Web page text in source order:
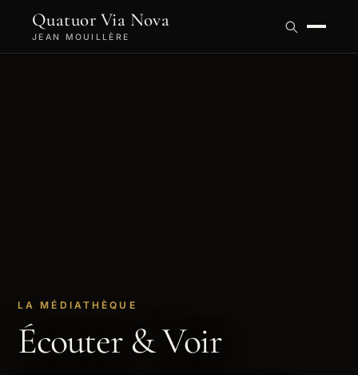
Quatuor Via Nova
JEAN MOUILLÈRE
LA MÉDIATHÈQUE
Écouter & Voir